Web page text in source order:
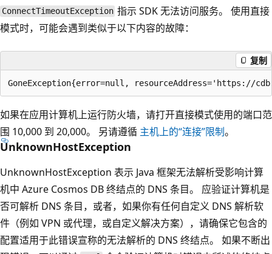
ConnectTimeoutException 指示 SDK 无法访问服务。 使用直接
模式时，可能会遇到类似于以下内容的故障：
复制
如果在应用计算机上运行防火墙，请打开直接模式使用的端口范
围 10,000 到 20,000。 另请遵循 主机上的“连接”限制。
UnknownHostException
UnknownHostException 表示 Java 框架无法解析受影响计算
机中 Azure Cosmos DB 终结点的 DNS 条目。 应验证计算机是
否可解析 DNS 条目，或者，如果你有任何自定义 DNS 解析软
件（例如 VPN 或代理，或自定义解决方案），请确保它包含的
配置适用于此错误宣称的无法解析的 DNS 终结点。 如果不断出